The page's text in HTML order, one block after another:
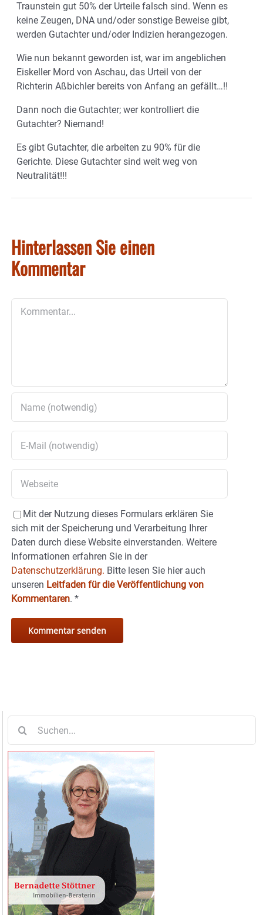
Traunstein gut 50% der Urteile falsch sind. Wenn es
keine Zeugen, DNA und/oder sonstige Beweise gibt,
werden Gutachter und/oder Indizien herangezogen.
Wie nun bekannt geworden ist, war im angeblichen
Eiskeller Mord von Aschau, das Urteil von der
Richterin Aßbichler bereits von Anfang an gefällt…!!
Dann noch die Gutachter; wer kontrolliert die
Gutachter? Niemand!
Es gibt Gutachter, die arbeiten zu 90% für die
Gerichte. Diese Gutachter sind weit weg von
Neutralität!!!
Hinterlassen Sie einen
Kommentar
Mit der Nutzung dieses Formulars erklären Sie
sich mit der Speicherung und Verarbeitung Ihrer
Daten durch diese Website einverstanden. Weitere
Informationen erfahren Sie in der
Datenschutzerklärung. Bitte lesen Sie hier auch
unseren Leitfaden für die Veröffentlichung von
Kommentaren. *
nach: